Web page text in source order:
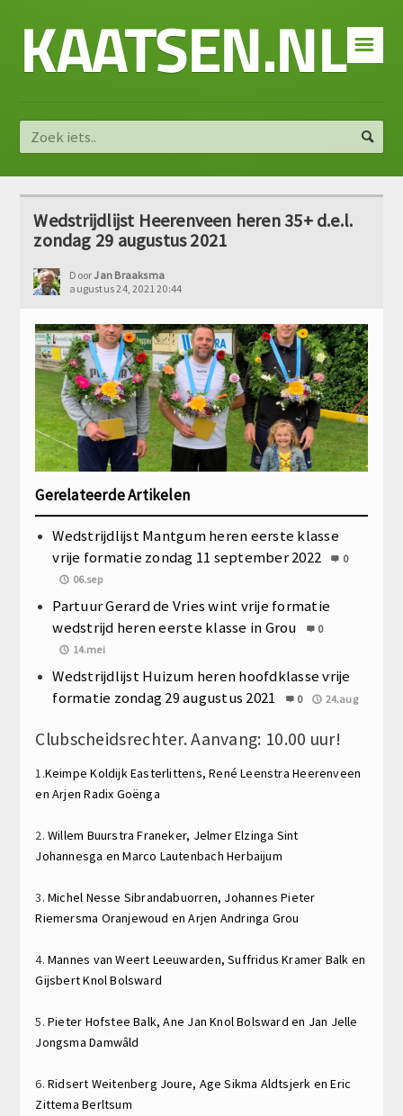
☰
KAATSEN.NL
Wedstrijdlijst Heerenveen heren 35+ d.e.l.
zondag 29 augustus 2021
DoorJan Braaksma
augustus 24, 2021 20:44
Gerelateerde Artikelen
Wedstrijdlijst Mantgum heren eerste klasse
vrije formatie zondag 11 september 2022
0
06.sep
Partuur Gerard de Vries wint vrije formatie
wedstrijd heren eerste klasse in Grou
0
14.mei
Wedstrijdlijst Huizum heren hoofdklasse vrije
formatie zondag 29 augustus 2021
0 24.aug
Clubscheidsrechter. Aanvang: 10.00 uur!
1.Keimpe KoldijkEasterlittens,René LeenstraHeerenveen
enArjen Radix Goënga
2.Willem BuurstraFraneker, Jelmer Elzinga Sint
Johannesga enMarco Lautenbach Herbaijum
3.Michel Nesse Sibrandabuorren, Johannes Pieter
Riemersma Oranjewoud enArjen Andringa Grou
4.Mannes van Weert Leeuwarden,Suffridus Kramer Balk en
Gijsbert KnolBolsward
5.Pieter HofsteeBalk,Ane Jan KnolBolsward en Jan Jelle
JongsmaDamwâld
6.Ridsert Weitenberg Joure, Age Sikma Aldtsjerk enEric
ZittemaBerltsum